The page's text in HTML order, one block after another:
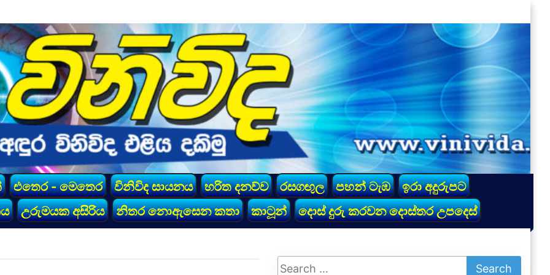
එතෙර - මෙතෙර විනිවිද සායනය හරිත දනව්ව රසගඟුල පහන් ටැඹ
ඉරා අදුරුපට
උරුමයක අසිරිය නිතර නොඇසෙන කතා කාටූන් දොස් දුරු කරවන දොස්තර උපදෙස්